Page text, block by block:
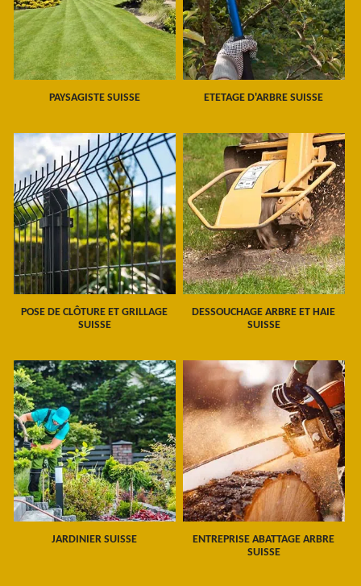
PAYSAGISTE SUISSE ETETAGE D'ARBRE SUISSE
POSE DE CLÔTURE ET GRILLAGE
SUISSE
DESSOUCHAGE ARBRE ET HAIE
SUISSE
JARDINIER SUISSE
ENTREPRISE ABATTAGE ARBRE
SUISSE